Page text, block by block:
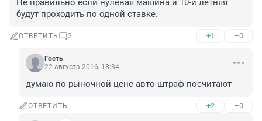
Не правильно если нулёвая машина и 10-и летняя
будут проходить по одной ставке.
ОТВЕТИТЬ 2 +1 –0
Гость
22 августа 2016, 18:34
думаю по рыночной цене авто штраф посчитают
ОТВЕТИТЬ +2 –0